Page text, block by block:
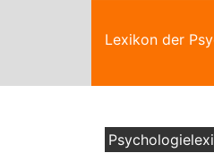
Lexikon der